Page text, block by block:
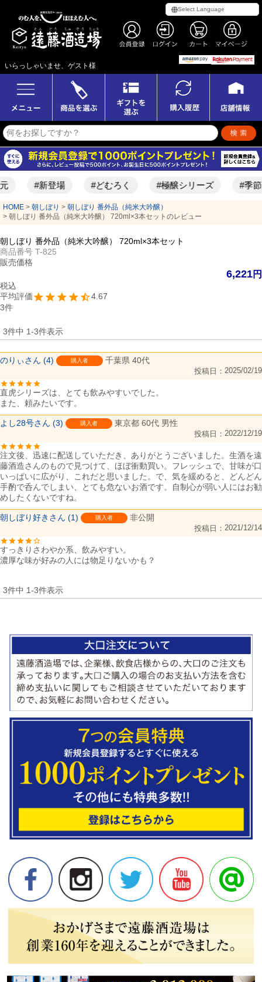
いらっしゃいませ、ゲスト様
#新登場 #どむろく #極醸シリーズ #季節
HOME 朝しぼり
朝しぼり 番外品（純米大吟醸）
朝しぼり 番外品（純米大吟醸） 720ml×3本セットのレビュー
朝しぼり 番外品（純米大吟醸） 720ml×3本セット
商品番号 T-825
販売価格
6,221
税込
4.67
3
3件中 1-3件表示
のりぃ 4 購入者 千葉県 40代
投稿日 2025/02/19
直虎シリーズは、とても飲みやすいでした。
よし28号 3 購入者 東京都 60代 男性
投稿日 2022/12/19
注文後、迅速に配送していただき、ありがとうございました。生酒を遠
藤酒造さんのもので見つけて、ほぼ衝動買い。フレッシュで、甘味が口
いっぱいに広がり、これだと思いました。で、気を緩めると、どんどん
手酌で呑んでしまい、とても危ないお酒です。自制心が弱い人にはお勧
めしたくないですね。
朝しぼり好き 1 購入者 非公開
投稿日 2021/12/14
すっきりさわやか系、飲みやすい。
濃厚な味が好みの人には物足りないかも？
3件中 1-3件表示